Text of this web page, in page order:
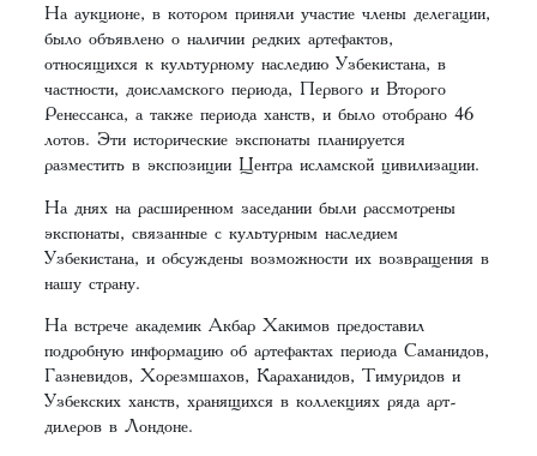
На аукционе, в котором приняли участие члены делегации,
было объявлено о наличии редких артефактов,
относящихся к культурному наследию Узбекистана, в
частности, доисламского периода, Первого и Второго
Ренессанса, а также периода ханств, и было отобрано 46
лотов. Эти исторические экспонаты планируется
разместить в экспозиции Центра исламской цивилизации.
На днях на расширенном заседании были рассмотрены
экспонаты, связанные с культурным наследием
Узбекистана, и обсуждены возможности их возвращения в
нашу страну.
На встрече академик Акбар Хакимов предоставил
подробную информацию об артефактах периода Саманидов,
Газневидов, Хорезмшахов, Караханидов, Тимуридов и
Узбекских ханств, хранящихся в коллекциях ряда арт-
дилеров в Лондоне.